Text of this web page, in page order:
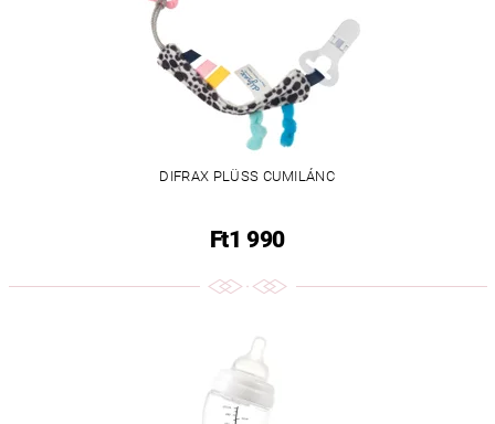
DIFRAX PLÜSS CUMILÁNC
Ft1 990